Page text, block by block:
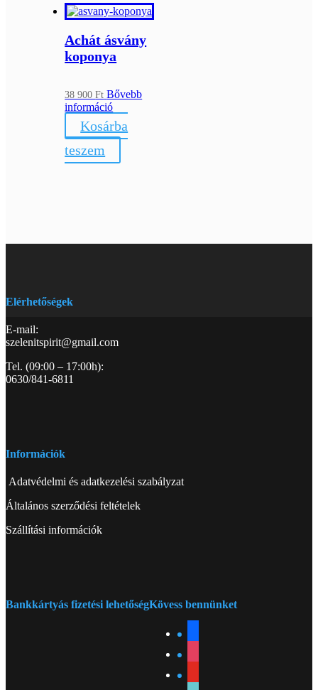
Achát ásvány
koponya
38 900Ft Bővebb
információ
Kosárba
teszem
Elérhetőségek
E-mail:
szelenitspirit@gmail.com
Tel. (09:00 – 17:00h):
0630/841-6811
Információk
Adatvédelmi és adatkezelési szabályzat
Általános szerződési feltételek
Szállítási információk
Bankkártyás fizetési lehetőségKövess bennünket